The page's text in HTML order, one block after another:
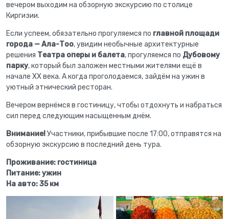
вечером выходим на обзорную экскурсию по столице
Киргизии.
Если успеем, обязательно прогуляемся по главной площади
города — Ала-Тоо, увидим необычные архитектурные
решения Театра оперы и балета, прогуляемся по Дубовому
парку, который был заложен местными жителями ещё в
начале XX века. А когда проголодаемся, зайдём на ужин в
уютный этнический ресторан.
Вечером вернёмся в гостиницу, чтобы отдохнуть и набраться
сил перед следующим насыщенным днём.
Внимание!Участники, прибывшие после 17:00, отправятся на
обзорную экскурсию в последний день тура.
Проживание: гостиница
Питание: ужин
На авто: 35 км